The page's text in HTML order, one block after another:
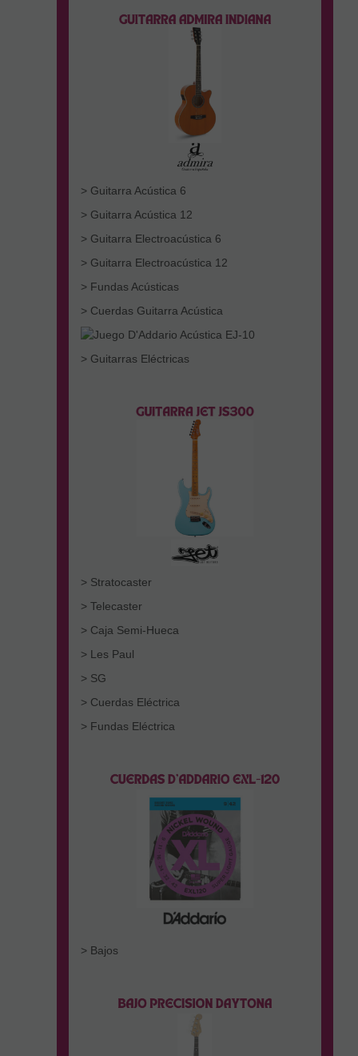
> Guitarra Acústica 6
> Guitarra Acústica 12
> Guitarra Electroacústica 6
> Guitarra Electroacústica 12
> Fundas Acústicas
> Cuerdas Guitarra Acústica
> Guitarras Eléctricas
> Stratocaster
> Telecaster
> Caja Semi-Hueca
> Les Paul
> SG
> Cuerdas Eléctrica
> Fundas Eléctrica
> Bajos